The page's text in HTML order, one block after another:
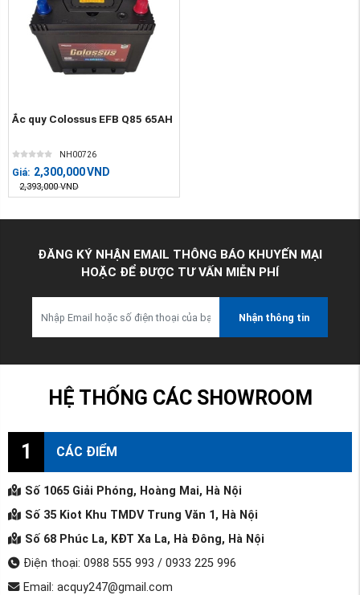
Ắc quy Colossus EFB Q85 65AH
NH00726
Giá: 2,300,000VND
2,393,000 VND
ĐĂNG KÝ NHẬN EMAIL THÔNG BÁO KHUYẾN MẠI
HOẶC ĐỂ ĐƯỢC TƯ VẤN MIỄN PHÍ
Nhận thông tin
HỆ THỐNG CÁC SHOWROOM
1 CÁC ĐIỂM
Số 1065 Giải Phóng, Hoàng Mai, Hà Nội
Số 35 Kiot Khu TMDV Trung Văn 1, Hà Nội
Số 68 Phúc La, KĐT Xa La, Hà Đông, Hà Nội
Điện thoại: 0988 555 993 / 0933 225 996
Email: acquy247@gmail.com